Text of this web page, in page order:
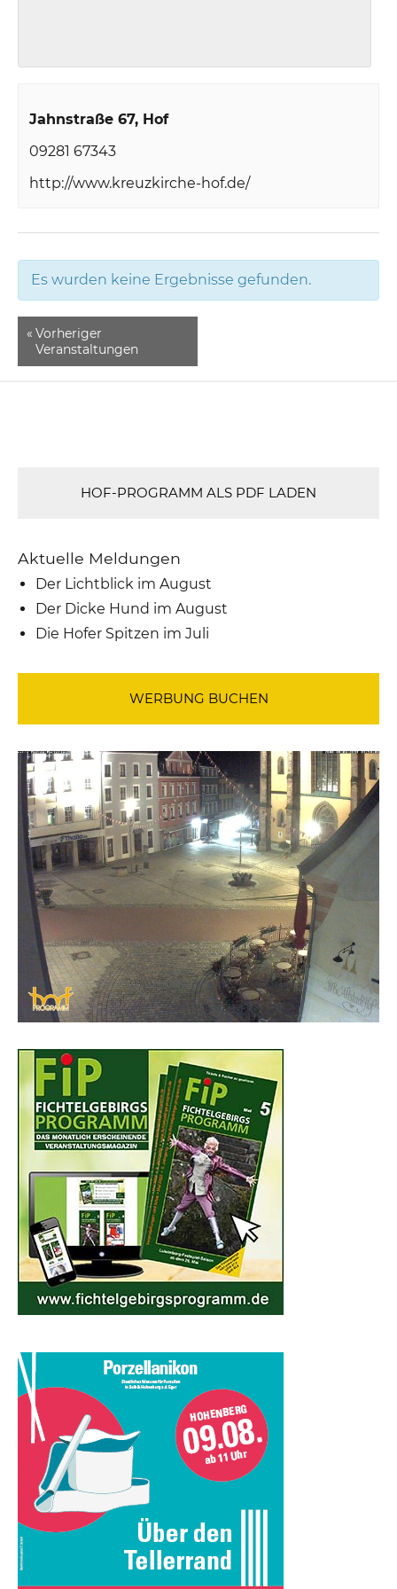
Jahnstraße 67 Hof
09281 67343
http://www.kreuzkirche-hof.de/
Es wurden keine Ergebnisse gefunden.
« Vorheriger
Veranstaltungen
HOF-PROGRAMM ALS PDF LADEN
Aktuelle Meldungen
Der Lichtblick im August
Der Dicke Hund im August
Die Hofer Spitzen im Juli
WERBUNG BUCHEN